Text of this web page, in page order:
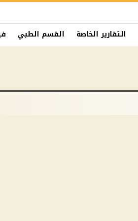
التقارير الخاصة القسم الطبي